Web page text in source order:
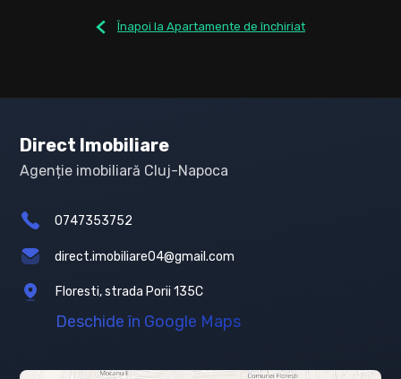
Înapoi la Apartamente de închiriat
Direct Imobiliare
Agenție imobiliară Cluj-Napoca
0747353752
direct.imobiliare04@gmail.com
Floresti, strada Porii 135C
Deschide în Google Maps